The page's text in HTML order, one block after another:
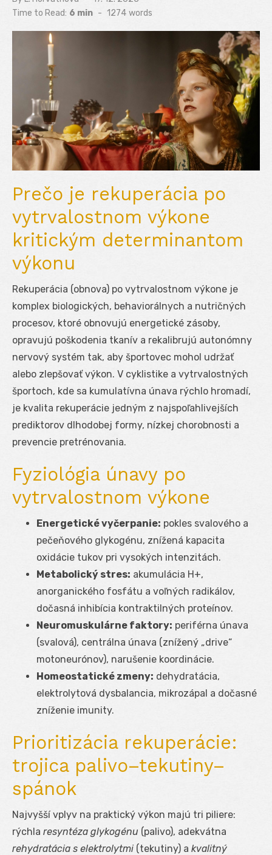
Time to Read: 6 min - 1274 words
Prečo je rekuperácia po
vytrvalostnom výkone
kritickým determinantom
výkonu
Rekuperácia (obnova) po vytrvalostnom výkone je
komplex biologických, behaviorálnych a nutričných
procesov, ktoré obnovujú energetické zásoby,
opravujú poškodenia tkanív a rekalibrujú autonómny
nervový systém tak, aby športovec mohol udržať
alebo zlepšovať výkon. V cyklistike a vytrvalostných
športoch, kde sa kumulatívna únava rýchlo hromadí,
je kvalita rekuperácie jedným z najspoľahlivejších
prediktorov dlhodobej formy, nízkej chorobnosti a
prevencie pretrénovania.
Fyziológia únavy po
vytrvalostnom výkone
Energetické vyčerpanie: pokles svalového a
pečeňového glykogénu, znížená kapacita
oxidácie tukov pri vysokých intenzitách.
Metabolický stres: akumulácia H+,
anorganického fosfátu a voľných radikálov,
dočasná inhibícia kontraktilných proteínov.
Neuromuskulárne faktory: periférna únava
(svalová), centrálna únava (znížený „drive“
motoneurónov), narušenie koordinácie.
Homeostatické zmeny: dehydratácia,
elektrolytová dysbalancia, mikrozápal a dočasné
zníženie imunity.
Prioritizácia rekuperácie:
trojica palivo–tekutiny–
spánok
Najvyšší vplyv na praktický výkon majú tri piliere:
rýchla resyntéza glykogénu (palivo), adekvátna
rehydratácia s elektrolytmi (tekutiny) a kvalitný